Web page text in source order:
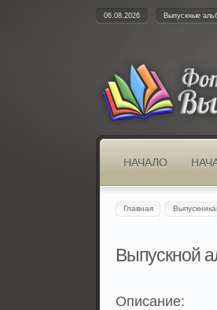
06.08.2026 Выпускные
НАЧАЛО
Главная
Выпускной
Описание: